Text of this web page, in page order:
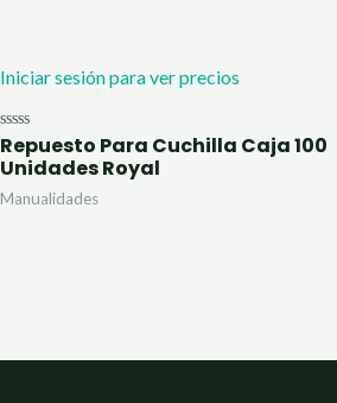
Iniciar sesión para ver precios
Valorado
con
0
de
5
Repuesto Para Cuchilla Caja 100
Unidades Royal
Manualidades